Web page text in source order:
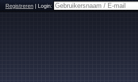
Registreren|Login: